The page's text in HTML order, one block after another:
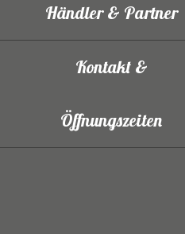
Händler & Partner
Kontakt &
Öffnungszeiten